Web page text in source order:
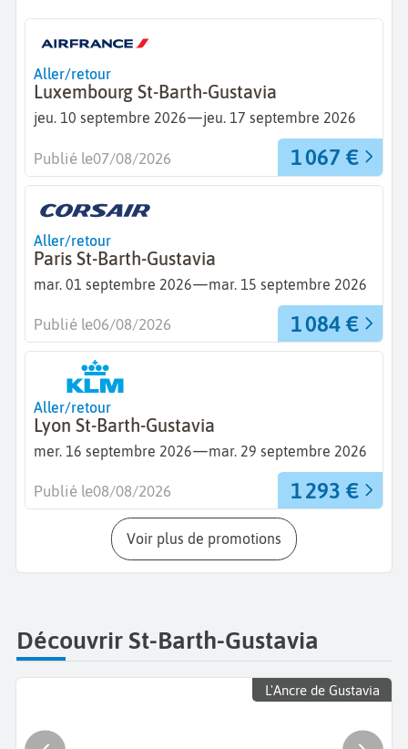
Aller/retour
Luxembourg St-Barth-Gustavia
jeu. 10 septembre 2026—jeu. 17 septembre 2026
1 067 €
Publié le07/08/2026
Aller/retour
Paris St-Barth-Gustavia
mar. 01 septembre 2026—mar. 15 septembre 2026
1 084 €
Publié le06/08/2026
Aller/retour
Lyon St-Barth-Gustavia
mer. 16 septembre 2026—mar. 29 septembre 2026
1 293 €
Publié le08/08/2026
Voir plus de promotions
Découvrir St-Barth-Gustavia
L'Ancre de Gustavia